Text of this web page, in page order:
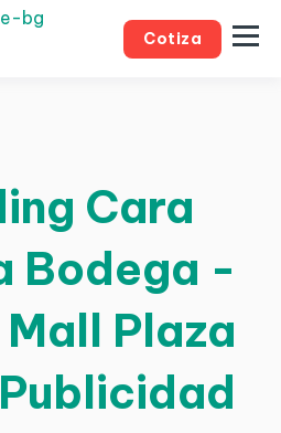
Cotiza
Cara
Bodega -
Plaza